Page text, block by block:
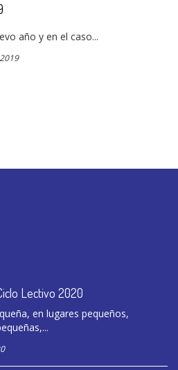
año y en el caso...
Lectivo 2020
en lugares pequeños,